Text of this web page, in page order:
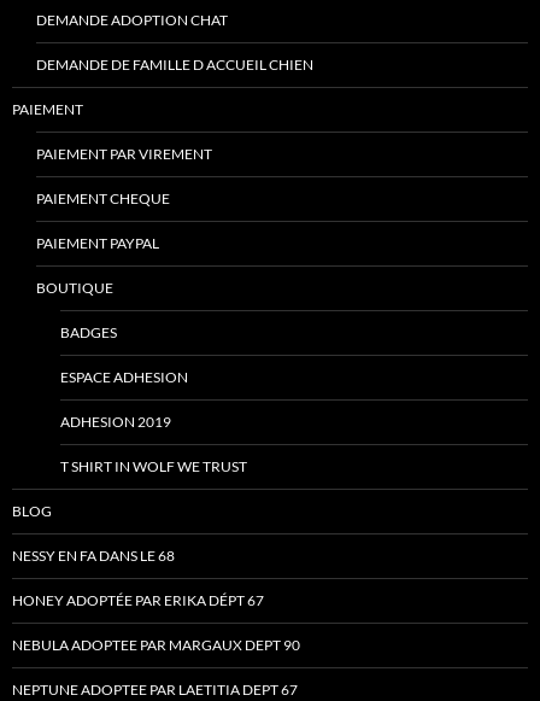
DEMANDE ADOPTION CHAT
DEMANDE DE FAMILLE D ACCUEIL CHIEN
PAIEMENT
PAIEMENT PAR VIREMENT
PAIEMENT CHEQUE
PAIEMENT PAYPAL
BOUTIQUE
BADGES
ESPACE ADHESION
ADHESION 2019
T SHIRT IN WOLF WE TRUST
BLOG
NESSY EN FA DANS LE 68
HONEY ADOPTÉE PAR ERIKA DÉPT 67
NEBULA ADOPTEE PAR MARGAUX DEPT 90
NEPTUNE ADOPTEE PAR LAETITIA DEPT 67